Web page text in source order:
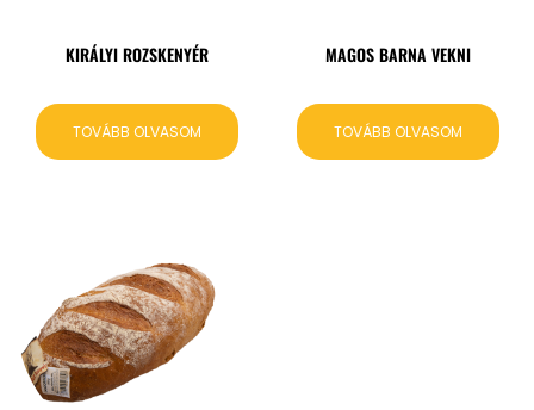
KIRÁLYI ROZSKENYÉR
TOVÁBB OLVASOM
MAGOS BARNA VEKNI
TOVÁBB OLVASOM